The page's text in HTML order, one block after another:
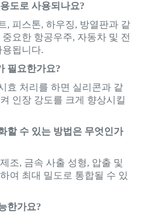
도로 사용되나요?
, 피스톤, 하우징, 방열판과 같
요한 항공우주, 자동차 및 전
됩니다.
필요한가요?
효 처리를 하면 실리콘과 같
인장 강도를 크게 향상시킬
할 수 있는 방법은 무엇인가
조, 금속 사출 성형, 압출 및
여 최대 밀도로 통합될 수 있
한가요?